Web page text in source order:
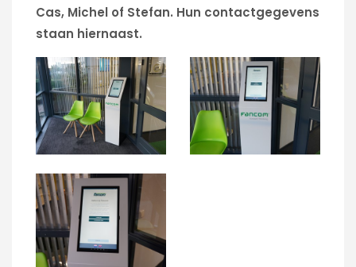
Cas, Michel of Stefan. Hun contactgegevens
staan hiernaast.